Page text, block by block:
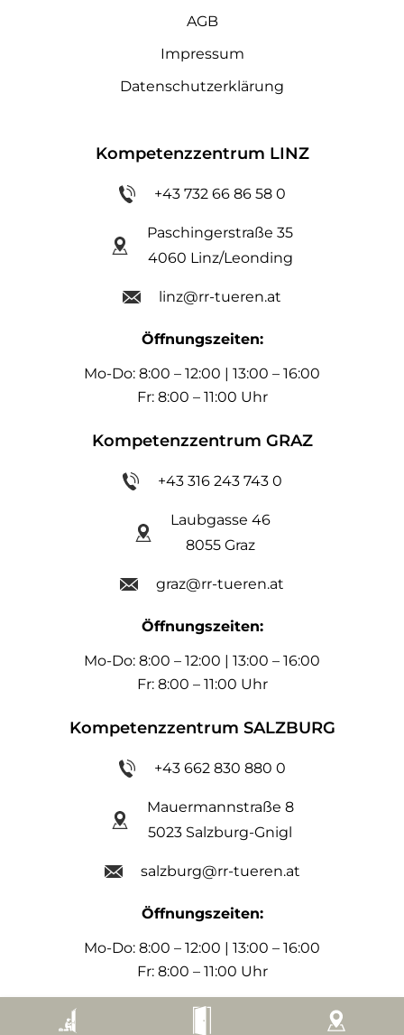
AGB
Impressum
Datenschutzerklärung
Kompetenzzentrum LINZ
+43 732 66 86 58 0
Paschingerstraße 35
4060 Linz/Leonding
linz@rr-tueren.at
Öffnungszeiten:
Mo-Do: 8:00 – 12:00 | 13:00 – 16:00
Fr: 8:00 – 11:00 Uhr
Kompetenzzentrum GRAZ
+43 316 243 743 0
Laubgasse 46
8055 Graz
graz@rr-tueren.at
Öffnungszeiten:
Mo-Do: 8:00 – 12:00 | 13:00 – 16:00
Fr: 8:00 – 11:00 Uhr
Kompetenzzentrum SALZBURG
+43 662 830 880 0
Mauermannstraße 8
5023 Salzburg-Gnigl
salzburg@rr-tueren.at
Öffnungszeiten:
Mo-Do: 8:00 – 12:00 | 13:00 – 16:00
Fr: 8:00 – 11:00 Uhr
Kompetenzzentrum WIEN